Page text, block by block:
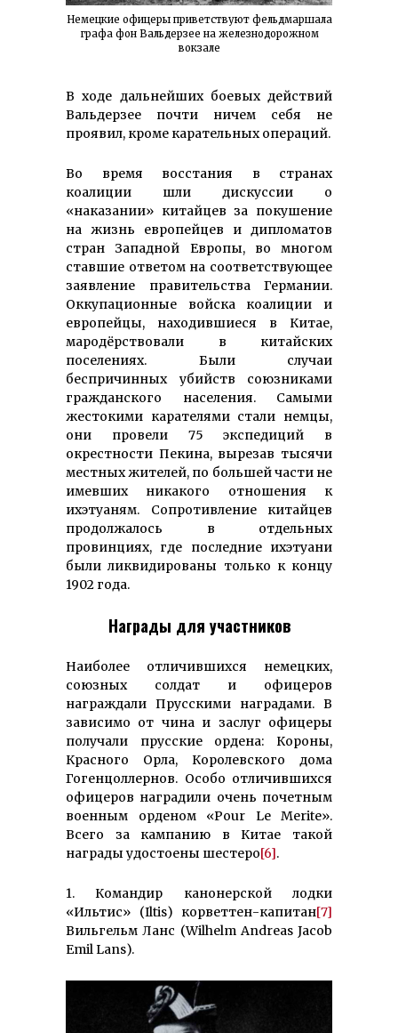
Немецкие офицеры приветствуют фельдмаршала
графа фон Вальдерзее на железнодорожном
вокзале
В ходе дальнейших боевых действий
Вальдерзее почти ничем себя не
проявил, кроме карательных операций.
Во время восстания в странах
коалиции шли дискуссии о
«наказании» китайцев за покушение
на жизнь европейцев и дипломатов
стран Западной Европы, во многом
ставшие ответом на соответствующее
заявление правительства Германии.
Оккупационные войска коалиции и
европейцы, находившиеся в Китае,
мародёрствовали в китайских
поселениях. Были случаи
беспричинных убийств союзниками
гражданского населения. Самыми
жестокими карателями стали немцы,
они провели 75 экспедиций в
окрестности Пекина, вырезав тысячи
местных жителей, по большей части не
имевших никакого отношения к
ихэтуаням. Сопротивление китайцев
продолжалось в отдельных
провинциях, где последние ихэтуани
были ликвидированы только к концу
1902 года.
Награды для участников
Наиболее отличившихся немецких,
союзных солдат и офицеров
награждали Прусскими наградами. В
зависимо от чина и заслуг офицеры
получали прусские ордена: Короны,
Красного Орла, Королевского дома
Гогенцоллернов. Особо отличившихся
офицеров наградили очень почетным
военным орденом «Pour Le Merite».
Всего за кампанию в Китае такой
награды удостоены шестеро[6].
1. Командир канонерской лодки
«Ильтис» (Iltis) корветтен-капитан[7]
Вильгельм Ланс (Wilhelm Andreas Jacob
Emil Lans).